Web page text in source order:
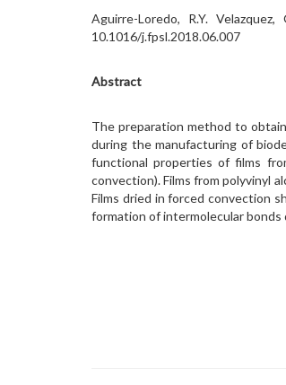
Aguirre-Loredo, R.Y.
10.1016/j.fpsl.2018.06.007
Abstract
The preparation method to
during the manufacturing of
functional properties of films
convection). Films from polyvinyl
Films dried in forced convection
formation of intermolecular